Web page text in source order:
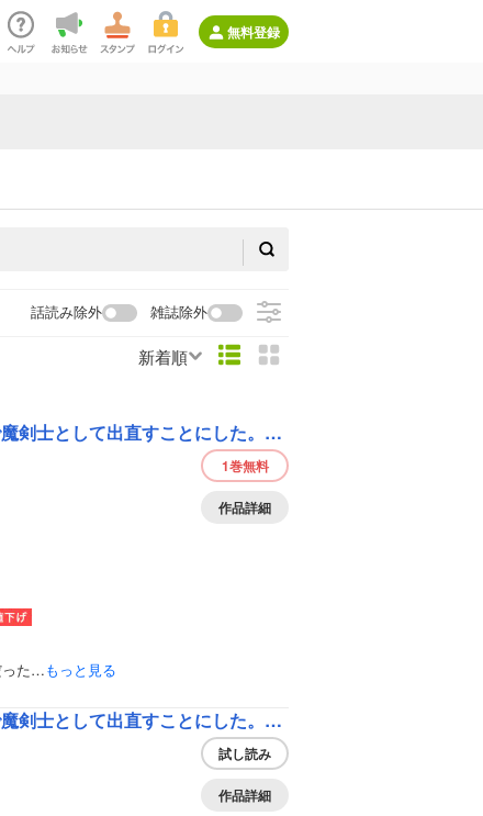
無料登録
話読み除外 雑誌除外
新着順
剣聖の幼馴染がパワハラで俺につらく当たるので、絶縁して辺境で魔剣士として出直すことにした。（コミック）
1巻無料
作品詳細
った…もっと見る
剣聖の幼馴染がパワハラで俺につらく当たるので、絶縁して辺境で魔剣士として出直すことにした。（コミック） 分冊版
試し読み
作品詳細